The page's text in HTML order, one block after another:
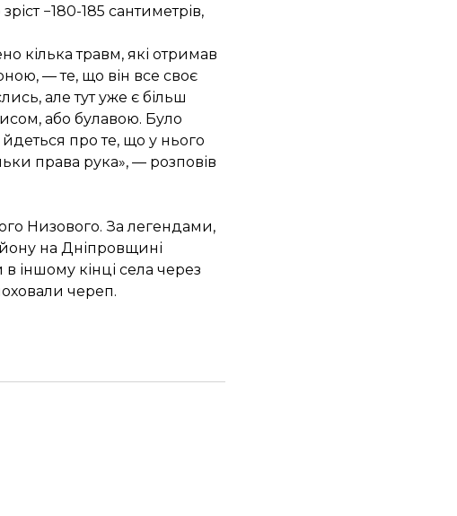
−180-185 сантиметрів,
кілька травм, які отримав
— те, що він все своє
але тут уже є більш
або булавою. Було
про те, що у нього
права рука», — розповів
Низового. За легендами,
на Дніпровщині
в іншому кінці села через
череп.